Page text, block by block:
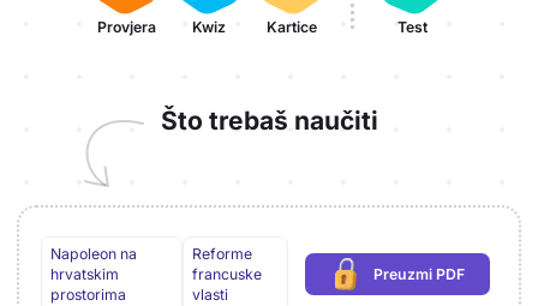
Provjera Kwiz Kartice Test
Što trebaš naučiti
Napoleon na
hrvatskim
prostorima
Reforme
francuske
vlasti
Preuzmi PDF
(potrebna prijava)